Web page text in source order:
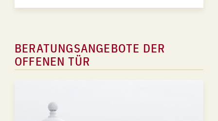
BERATUNGSANGEBOTE DER
OFFENEN TÜR